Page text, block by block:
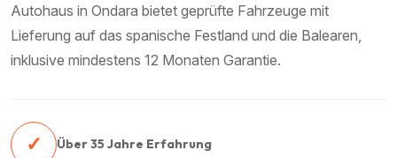
Autohaus in Ondara bietet geprüfte Fahrzeuge mit
Lieferung auf das spanische Festland und die Balearen,
inklusive mindestens 12 Monaten Garantie.
✓ Über 35 Jahre Erfahrung